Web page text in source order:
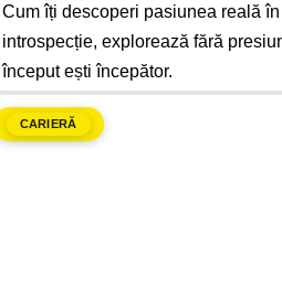
Cum îți descoperi pasiunea reală
introspecție, explorează fără
început ești începător.
CARIERĂ